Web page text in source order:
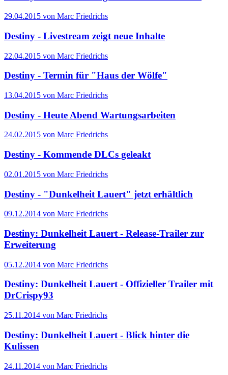
29.04.2015 von Marc Friedrichs
Destiny - Livestream zeigt neue Inhalte
22.04.2015 von Marc Friedrichs
Destiny - Termin für "Haus der Wölfe"
13.04.2015 von Marc Friedrichs
Destiny - Heute Abend Wartungsarbeiten
24.02.2015 von Marc Friedrichs
Destiny - Kommende DLCs geleakt
02.01.2015 von Marc Friedrichs
Destiny - "Dunkelheit Lauert" jetzt erhältlich
09.12.2014 von Marc Friedrichs
Destiny: Dunkelheit Lauert - Release-Trailer zur
Erweiterung
05.12.2014 von Marc Friedrichs
Destiny: Dunkelheit Lauert - Offizieller Trailer mit
DrCrispy93
25.11.2014 von Marc Friedrichs
Destiny: Dunkelheit Lauert - Blick hinter die
Kulissen
24.11.2014 von Marc Friedrichs